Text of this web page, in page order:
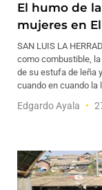
El humo de
mujeres en
SAN LUIS LA
como combustible,
de su estufa de leña
cuando en cuando la
Edgardo Ayala